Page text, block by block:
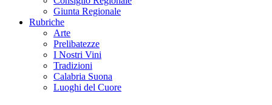
Giunta Regionale
Rubriche
Arte
Prelibatezze
I Nostri Vini
Tradizioni
Calabria Suona
Luoghi del Cuore